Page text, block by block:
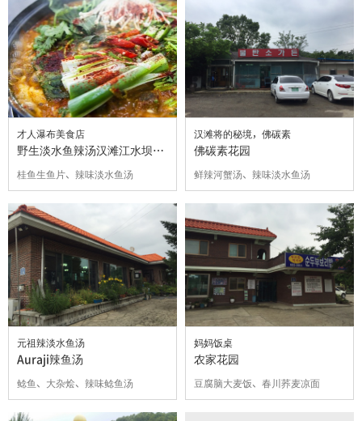
才人瀑布美食店
野生淡水鱼辣汤汉滩江水坝花园
桂鱼生鱼片、辣味淡水鱼汤
汉滩将的秘境，佛碳素
佛碳素花园
鲜辣河蟹汤、辣味淡水鱼汤
元祖辣淡水鱼汤
Auraji辣鱼汤
鲶鱼、大杂烩、辣味鲶鱼汤
妈妈饭桌
农家花园
豆腐脑大麦饭、春川荞麦凉面